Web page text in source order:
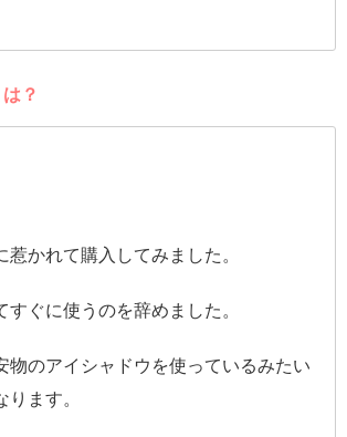
？
惹かれて購入してみました。
すぐに使うのを辞めました。
物のアイシャドウを使っているみたい
ます。